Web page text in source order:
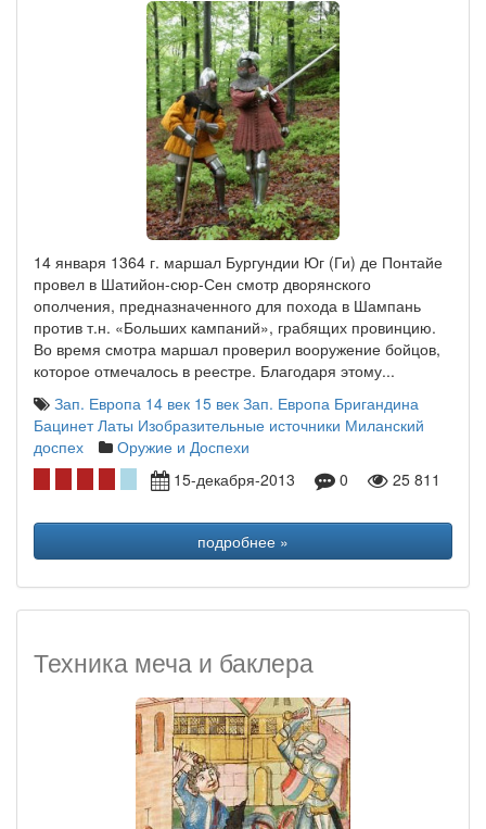
14 января 1364 г. маршал Бургундии Юг (Ги) де Понтайе
провел в Шатийон-сюр-Сен смотр дворянского
ополчения, предназначенного для похода в Шампань
против т.н. «Больших кампаний», грабящих провинцию.
Во время смотра маршал проверил вооружение бойцов,
которое отмечалось в реестре. Благодаря этому...
Зап. Европа 14 век 15 век Зап. Европа Бригандина
Бацинет Латы Изобразительные источники Миланский
доспех
Оружие и Доспехи
15-декабря-2013
0 25 811
подробнее »
Техника меча и баклера